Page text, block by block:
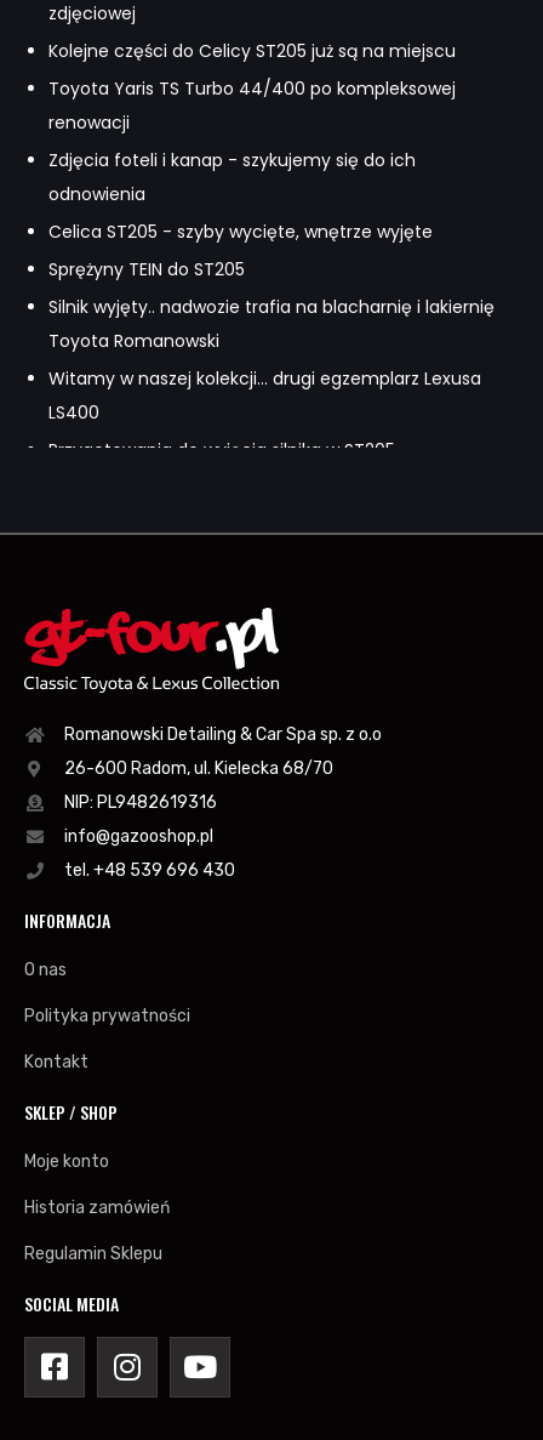
zdjęciowej
Kolejne części do Celicy ST205 już są na miejscu
Toyota Yaris TS Turbo 44/400 po kompleksowej
renowacji
Zdjęcia foteli i kanap - szykujemy się do ich
odnowienia
Celica ST205 - szyby wycięte, wnętrze wyjęte
Sprężyny TEIN do ST205
Silnik wyjęty.. nadwozie trafia na blacharnię i lakiernię
Toyota Romanowski
Witamy w naszej kolekcji... drugi egzemplarz Lexusa
LS400
Przygotowania do wyjęcia silnika w ST205
Sesja zdjęciowa MKIV TT & MKVT w Romanowski
Detailing
F Performance Poland w Toyota & Lexus Romanowski
Radom - FILM!
Lexusy LC500 i ISF w Alpach
F Performance Poland w Toyota & Lexus Romanowski
Radom - 06.07.2019
Yaris GRMN zabezpieczony powłoką ceramiczną w
TJS 20.05.2019 - Corolla miała niezwykłych pasażerów
GSF w studio Romanowski Detailing
Toyota Supra MKIV w Romanowski Detailing
Jak wszystko nowe, to wszystko nowe :)
Nowe lampy do T-Sporta
Ostatnia prosta...
Filmik z TJS 21.01.2019
Carbonowe wnętrze Lexusa GSF
Romanowski Detailing & Car Spa sp. z o.o
26-600 Radom, ul. Kielecka 68/70
NIP: PL9482619316
info@gazooshop.pl
tel. +48 539 696 430
INFORMACJA
O nas
Polityka prywatności
Kontakt
SKLEP / SHOP
Moje konto
Historia zamówień
Regulamin Sklepu
SOCIAL MEDIA